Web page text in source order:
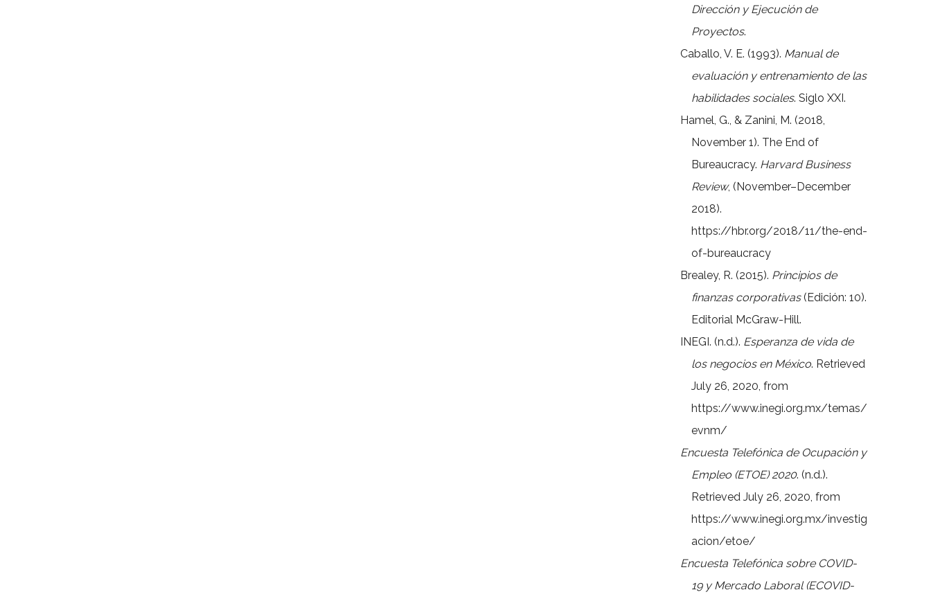
Dirección y Ejecución de
Proyectos.
Caballo, V. E. (1993). Manual de
evaluación y entrenamiento de las
habilidades sociales. Siglo XXI.
Hamel, G., & Zanini, M. (2018,
November 1). The End of
Bureaucracy. Harvard Business
Review, (November–December
2018).
https://hbr.org/2018/11/the-end-
of-bureaucracy
Brealey, R. (2015). Principios de
finanzas corporativas(Edición: 10).
Editorial McGraw-Hill.
INEGI. (n.d.). Esperanza de vida de
los negocios en México. Retrieved
July 26, 2020, from
https://www.inegi.org.mx/temas/
evnm/
Encuesta Telefónica de Ocupación y
Empleo (ETOE) 2020. (n.d.).
Retrieved July 26, 2020, from
https://www.inegi.org.mx/investig
acion/etoe/
Encuesta Telefónica sobre COVID-
19 y Mercado Laboral (ECOVID-